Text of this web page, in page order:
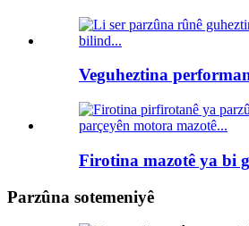
Veguheztina
Firotina mazotê ya bi
Parzûna sotemeniyê